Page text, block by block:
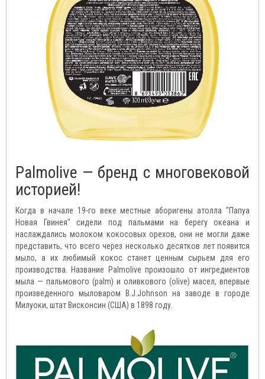
Palmolive — бренд с многовековой
историей!
Когда в начале 19-го веке местные аборигены атолла "Папуа
Новая Гвинея" сидели под пальмами на берегу океана и
наслаждались молоком кокосовых орехов, они не могли даже
представить, что всего через несколько десятков лет появится
мыло, а их любимый кокос станет ценным сырьем для его
производства. Название Palmolive произошло от ингредиентов
мыла — пальмового (palm) и оливкового (olive) масел, впервые
произведенного мыловаром B.J.Johnson на заводе в городе
Милуоки, штат Висконсин (США) в 1898 году.